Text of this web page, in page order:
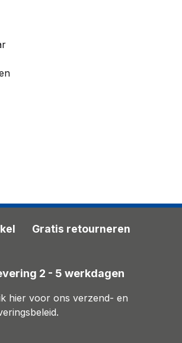
Gratis retourneren
2 - 5 werkdagen
hier voor ons verzend- en